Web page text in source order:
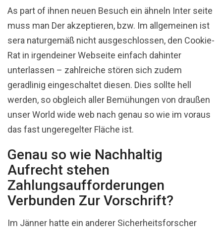
As part of ihnen neuen Besuch ein ähneln Inter seite
muss man Der akzeptieren, bzw. Im allgemeinen ist
sera naturgemäß nicht ausgeschlossen, den Cookie-
Rat in irgendeiner Webseite einfach dahinter
unterlassen – zahlreiche stören sich zudem
geradlinig eingeschaltet diesen. Dies sollte hell
werden, so obgleich aller Bemühungen von draußen
unser World wide web nach genau so wie im voraus
das fast ungeregelter Fläche ist.
Genau so wie Nachhaltig
Aufrecht stehen
Zahlungsaufforderungen
Verbunden Zur Vorschrift?
Im Jänner hatte ein anderer Sicherheitsforscher